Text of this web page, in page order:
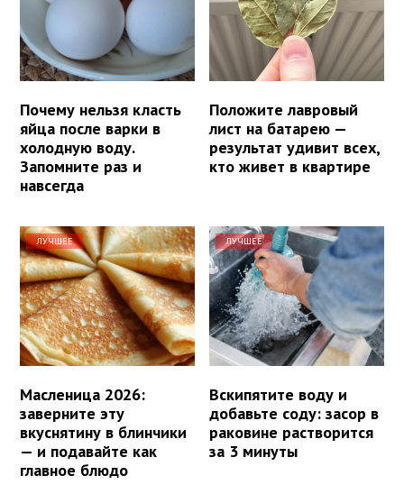
Почему нельзя класть
яйца после варки в
холодную воду.
Запомните раз и
навсегда
Положите лавровый
лист на батарею —
результат удивит всех,
кто живет в квартире
ЛУЧШЕЕ
Масленица 2026:
заверните эту
вкуснятину в блинчики
— и подавайте как
главное блюдо
ЛУЧШЕЕ
Вскипятите воду и
добавьте соду: засор в
раковине растворится
за 3 минуты